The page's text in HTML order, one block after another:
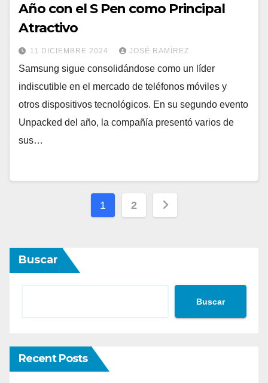
Año con el S Pen como Principal
Atractivo
11 DICIEMBRE 2024 JOSÉ RAMÍREZ
Samsung sigue consolidándose como un líder
indiscutible en el mercado de teléfonos móviles y
otros dispositivos tecnológicos. En su segundo evento
Unpacked del año, la compañía presentó varios de
sus…
Paginación
1 2
Buscar
Buscar
Recent Posts